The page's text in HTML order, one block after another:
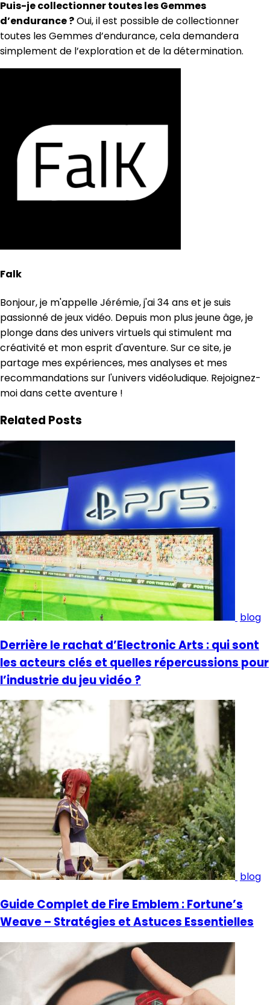
Puis-je collectionner toutes les Gemmes
d’endurance ?Oui, il est possible de collectionner
toutes les Gemmes d’endurance, cela demandera
simplement de l’exploration et de la détermination.
Falk
Bonjour, je m'appelle Jérémie, j'ai 34 ans et je suis
passionné de jeux vidéo. Depuis mon plus jeune âge, je
plonge dans des univers virtuels qui stimulent ma
créativité et mon esprit d'aventure. Sur ce site, je
partage mes expériences, mes analyses et mes
recommandations sur l'univers vidéoludique. Rejoignez-
moi dans cette aventure !
Related Posts
blog
Derrière le rachat d’Electronic Arts : qui sont
les acteurs clés et quelles répercussions pour
l’industrie du jeu vidéo ?
blog
Guide Complet de Fire Emblem : Fortune’s
Weave – Stratégies et Astuces Essentielles